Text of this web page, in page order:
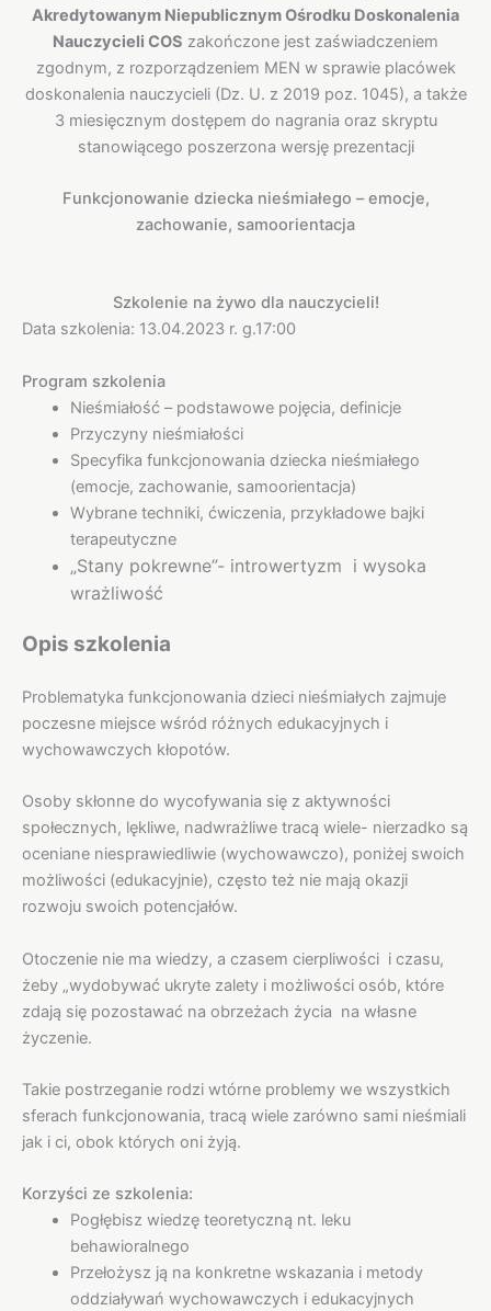
Akredytowanym Niepublicznym Ośrodku Doskonalenia
Nauczycieli COS zakończone jest zaświadczeniem
zgodnym, z rozporządzeniem MEN w sprawie placówek
doskonalenia nauczycieli (Dz. U. z 2019 poz. 1045), a także
3 miesięcznym dostępem do nagrania oraz skryptu
stanowiącego poszerzona wersję prezentacji
Funkcjonowanie dziecka nieśmiałego – emocje,
zachowanie, samoorientacja
Szkolenie na żywo dla nauczycieli!
Data szkolenia: 13.04.2023 r. g.17:00
Program szkolenia
Nieśmiałość – podstawowe pojęcia, definicje
Przyczyny nieśmiałości
Specyfika funkcjonowania dziecka nieśmiałego
(emocje, zachowanie, samoorientacja)
Wybrane techniki, ćwiczenia, przykładowe bajki
terapeutyczne
„Stany pokrewne”- introwertyzm i wysoka
wrażliwość
Opis szkolenia
Problematyka funkcjonowania dzieci nieśmiałych zajmuje
poczesne miejsce wśród różnych edukacyjnych i
wychowawczych kłopotów.
Osoby skłonne do wycofywania się z aktywności
społecznych, lękliwe, nadwrażliwe tracą wiele- nierzadko są
oceniane niesprawiedliwie (wychowawczo), poniżej swoich
możliwości (edukacyjnie), często też nie mają okazji
rozwoju swoich potencjałów.
Otoczenie nie ma wiedzy, a czasem cierpliwości i czasu,
żeby „wydobywać ukryte zalety i możliwości osób, które
zdają się pozostawać na obrzeżach życia na własne
życzenie.
Takie postrzeganie rodzi wtórne problemy we wszystkich
sferach funkcjonowania, tracą wiele zarówno sami nieśmiali
jak i ci, obok których oni żyją.
Korzyści ze szkolenia:
Pogłębisz wiedzę teoretyczną nt. leku
behawioralnego
Przełożysz ją na konkretne wskazania i metody
oddziaływań wychowawczych i edukacyjnych